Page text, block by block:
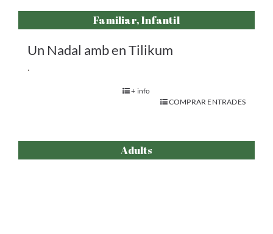
Familiar, Infantil
Un Nadal amb en Tilikum
.
+ info
COMPRAR ENTRADES
Adults